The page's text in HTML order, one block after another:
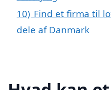
10) Find et firma til
dele af Danmark